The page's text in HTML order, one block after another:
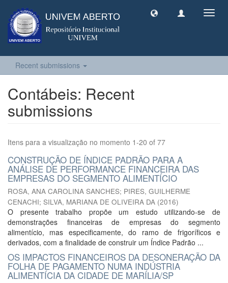
Recent submissions
Contábeis: Recent
submissions
Itens para a visualização no momento 1-20 of 77
CONSTRUÇÃO DE ÍNDICE PADRÃO PARA A
ANÁLISE DE PERFORMANCE FINANCEIRA DAS
EMPRESAS DO SEGMENTO ALIMENTÍCIO
ROSA, ANA CAROLINA SANCHES; PIRES, GUILHERME
CENACHI; SILVA, MARIANA DE OLIVEIRA DA (2016)
O presente trabalho propõe um estudo utilizando-se de
demonstrações financeiras de empresas do segmento
alimentício, mas especificamente, do ramo de frigoríficos e
derivados, com a finalidade de construir um Índice Padrão ...
OS IMPACTOS FINANCEIROS DA DESONERAÇÃO DA
FOLHA DE PAGAMENTO NUMA INDÚSTRIA
ALIMENTÍCIA DA CIDADE DE MARÍLIA/SP